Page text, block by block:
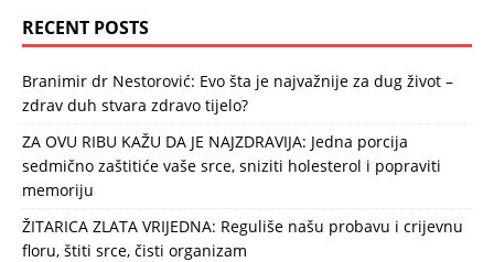
RECENT POSTS
Branimir dr Nestorović: Evo šta je najvažnije za dug život –
zdrav duh stvara zdravo tijelo?
ZA OVU RIBU KAŽU DA JE NAJZDRAVIJA: Jedna porcija
sedmično zaštitiće vaše srce, sniziti holesterol i popraviti
memoriju
ŽITARICA ZLATA VRIJEDNA: Reguliše našu probavu i crijevnu
floru, štiti srce, čisti organizam